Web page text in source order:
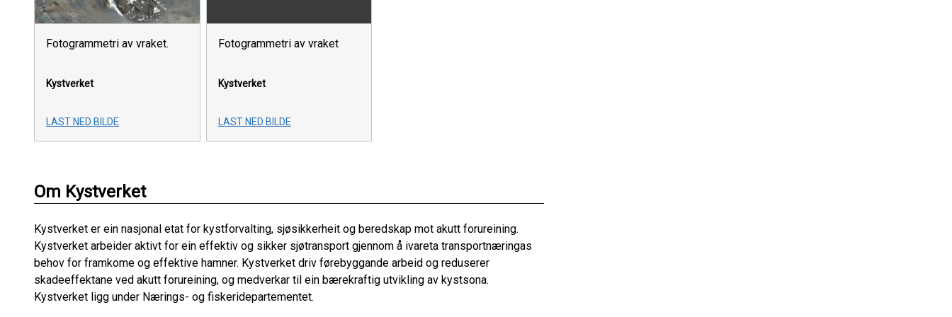
Fotogrammetri av vraket.
Kystverket
LAST NED BILDE
Fotogrammetri av vraket
Kystverket
LAST NED BILDE
Om Kystverket
Kystverket er ein nasjonal etat for kystforvalting, sjøsikkerheit og beredskap mot akutt forureining.
Kystverket arbeider aktivt for ein effektiv og sikker sjøtransport gjennom å ivareta transportnæringas
behov for framkome og effektive hamner. Kystverket driv førebyggande arbeid og reduserer
skadeeffektane ved akutt forureining, og medverkar til ein bærekraftig utvikling av kystsona.
Kystverket ligg under Nærings- og fiskeridepartementet.